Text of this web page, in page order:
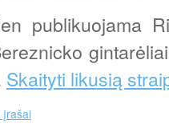
publikuojama
Skaityti likusią
įrašai